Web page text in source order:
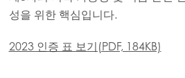
성을 위한 핵심입니다.
2023 인증 표 보기(PDF, 184KB)